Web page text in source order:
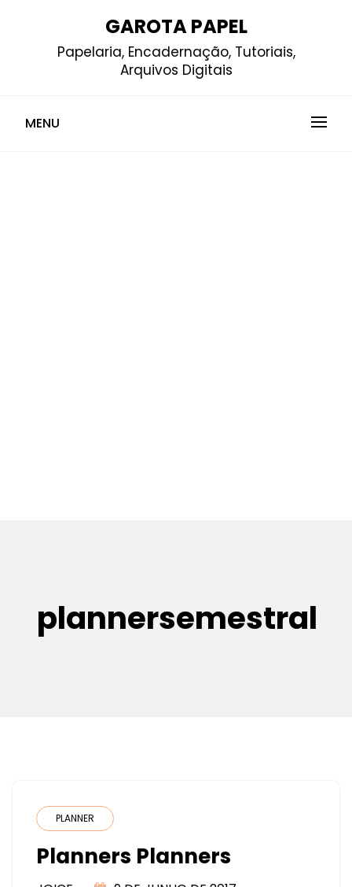
GAROTA PAPEL
Papelaria, Encadernação, Tutoriais,
Arquivos Digitais
MENU
plannersemestral
PLANNER
Planners Planners